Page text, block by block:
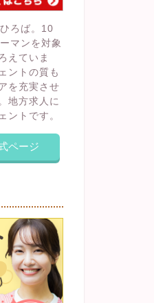
ろば。10
マンを対象
えていま
ントの質も
を充実させ
地方求人に
ントです。
ページ